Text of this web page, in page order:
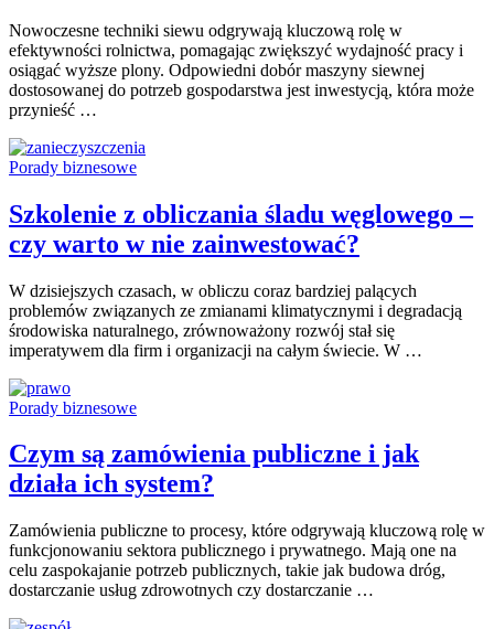
Nowoczesne techniki siewu odgrywają kluczową rolę w
efektywności rolnictwa, pomagając zwiększyć wydajność pracy i
osiągać wyższe plony. Odpowiedni dobór maszyny siewnej
dostosowanej do potrzeb gospodarstwa jest inwestycją, która może
przynieść …
Porady biznesowe
Szkolenie z obliczania śladu węglowego –
czy warto w nie zainwestować?
W dzisiejszych czasach, w obliczu coraz bardziej palących
problemów związanych ze zmianami klimatycznymi i degradacją
środowiska naturalnego, zrównoważony rozwój stał się
imperatywem dla firm i organizacji na całym świecie. W …
Porady biznesowe
Czym są zamówienia publiczne i jak
działa ich system?
Zamówienia publiczne to procesy, które odgrywają kluczową rolę w
funkcjonowaniu sektora publicznego i prywatnego. Mają one na
celu zaspokajanie potrzeb publicznych, takie jak budowa dróg,
dostarczanie usług zdrowotnych czy dostarczanie …